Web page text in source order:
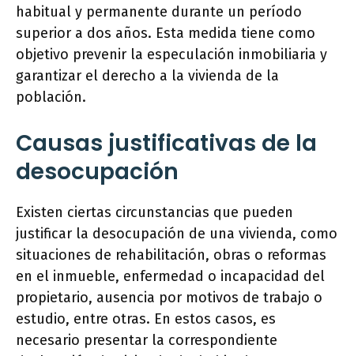
habitual y permanente durante un período
superior a dos años. Esta medida tiene como
objetivo prevenir la especulación inmobiliaria y
garantizar el derecho a la vivienda de la
población.
Causas justificativas de la
desocupación
Existen ciertas circunstancias que pueden
justificar la desocupación de una vivienda, como
situaciones de rehabilitación, obras o reformas
en el inmueble, enfermedad o incapacidad del
propietario, ausencia por motivos de trabajo o
estudio, entre otras. En estos casos, es
necesario presentar la correspondiente